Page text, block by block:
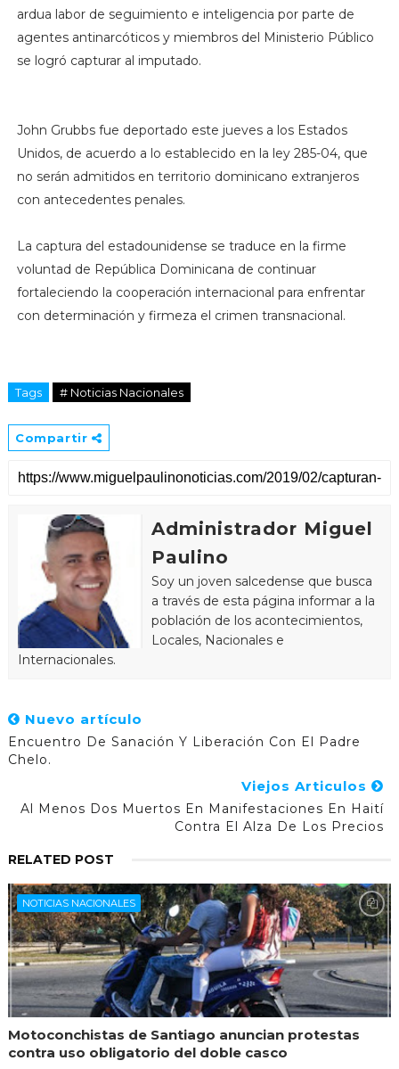
ardua labor de seguimiento e inteligencia por parte de
agentes antinarcóticos y miembros del Ministerio Público
se logró capturar al imputado.
John Grubbs fue deportado este jueves a los Estados
Unidos, de acuerdo a lo establecido en la ley 285-04, que
no serán admitidos en territorio dominicano extranjeros
con antecedentes penales.
La captura del estadounidense se traduce en la firme
voluntad de República Dominicana de continuar
fortaleciendo la cooperación internacional para enfrentar
con determinación y firmeza el crimen transnacional.
Tags # Noticias Nacionales
Compartir
Administrador Miguel
Paulino
Soy un joven salcedense que busca
a través de esta página informar a la
población de los acontecimientos,
Locales, Nacionales e
Internacionales.
Nuevo artículo
Encuentro De Sanación Y Liberación Con El Padre
Chelo.
Viejos Articulos
Al Menos Dos Muertos En Manifestaciones En Haití
Contra El Alza De Los Precios
RELATED POST
NOTICIAS NACIONALES
Motoconchistas de Santiago anuncian protestas
contra uso obligatorio del doble casco